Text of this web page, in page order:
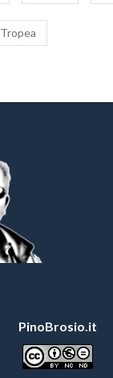
Tropea
PinoBrosio.it